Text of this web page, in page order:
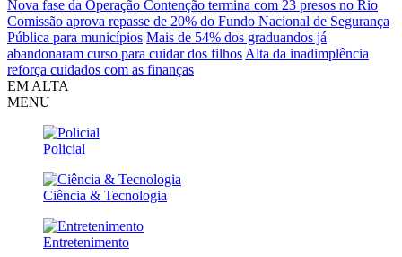
Nova fase da Operação Contenção termina com 23 presos no Rio
Comissão aprova repasse de 20% do Fundo Nacional de Segurança
Pública para municípios Mais de 54% dos graduandos já
abandonaram curso para cuidar dos filhos Alta da inadimplência
reforça cuidados com as finanças
EM ALTA
MENU
Policial
Ciência & Tecnologia
Entretenimento